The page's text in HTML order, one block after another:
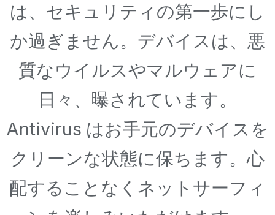
は、セキュリティの第一歩にし
か過ぎません。デバイスは、悪
質なウイルスやマルウェアに
日々、曝されています。
Antivirus はお手元のデバイスを
クリーンな状態に保ちます。心
配することなくネットサーフィ